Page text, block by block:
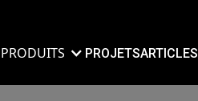
PRODUITS PROJETSARTICLES